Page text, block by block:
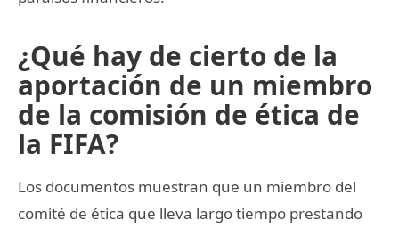
¿Qué hay de cierto de la
aportación de un miembro
de la comisión de ética de
la FIFA?
Los documentos muestran que un miembro del
comité de ética que lleva largo tiempo prestando